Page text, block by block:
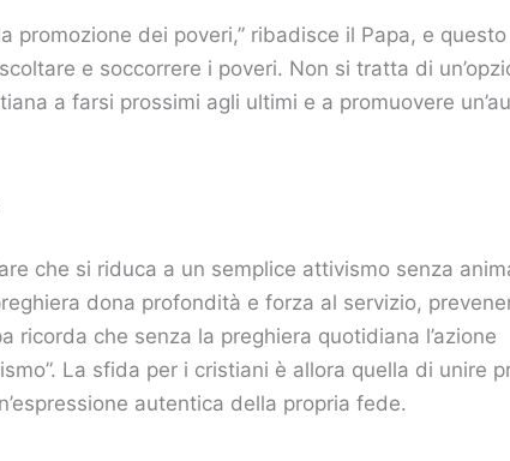
promozione dei poveri,” ribadisce il Papa, e
e soccorrere i poveri. Non si tratta di
a farsi prossimi agli ultimi e a promuovere
che si riduca a un semplice attivismo senza
dona profondità e forza al servizio,
che senza la preghiera quotidiana l’azione
La sfida per i cristiani è allora quella di unire
autentica della propria fede.